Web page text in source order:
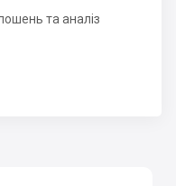
та аналіз